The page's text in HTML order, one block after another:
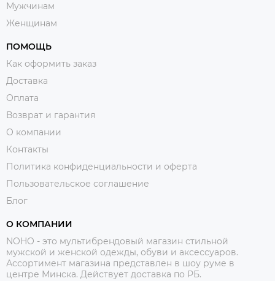
Мужчинам
Женщинам
ПОМОЩЬ
Как оформить заказ
Доставка
Оплата
Возврат и гарантия
О компании
Контакты
Политика конфиденциальности и оферта
Пользовательское соглашение
Блог
О КОМПАНИИ
NOHO - это мультибрендовый магазин стильной
мужской и женской одежды, обуви и аксессуаров.
Ассортимент магазина представлен в шоу руме в
центре Минска. Действует доставка по РБ.